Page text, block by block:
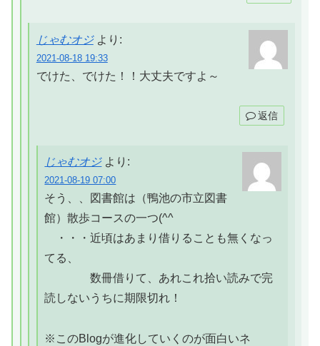
じゃむオジ より:
2021-08-18 19:33
でけた、でけた！！大丈夫ですよ～
返信
じゃむオジ より:
2021-08-19 07:00
そう、、図書館は（鴨池の市立図書
館）散歩コースの一つ(^^ゞ
・・・近頃はあまり借りることも無くなっ
てる、
数冊借りて、あれこれ拾い読みで完
読しないうちに期限切れ！
※このBlogが進化していくのが面白いネ